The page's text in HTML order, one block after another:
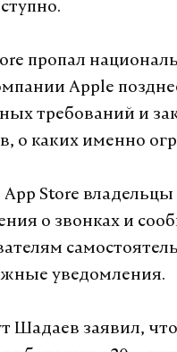
пропал
Apple
требований и
о каких именно
Store
о звонках и
уведомления.
Шадаев заявил,